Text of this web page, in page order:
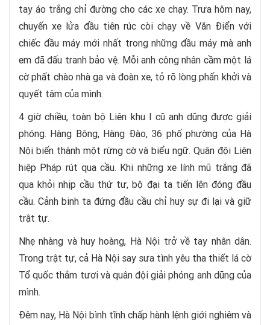
tay áo trắng chỉ đường cho các xe chạy. Trưa hôm nay,
chuyến xe lửa đầu tiên rúc còi chạy về Văn Điển với
chiếc đầu máy mới nhất trong những đầu máy mà anh
em đã đấu tranh bảo vệ. Mỗi anh công nhân cầm một lá
cờ phất chào nhà ga và đoàn xe, tỏ rõ lòng phấn khởi và
quyết tâm của mình.
4 giờ chiều, toàn bộ Liên khu I cũ anh dũng được giải
phóng. Hàng Bông, Hàng Đào, 36 phố phường của Hà
Nội biến thành một rừng cờ và biểu ngữ. Quân đội Liên
hiệp Pháp rút qua cầu. Khi những xe lính mũ trắng đã
qua khỏi nhịp cầu thứ tư, bộ đại ta tiến lên đóng đầu
cầu. Cảnh binh ta đứng đầu cầu chỉ huy sự đi lại và giữ
trật tự.
Nhẹ nhàng và huy hoàng, Hà Nội trở về tay nhân dân.
Trong trật tự, cả Hà Nội say sưa tình yêu tha thiết lá cờ
Tổ quốc thắm tươi và quân đội giải phóng anh dũng của
mình.
Đêm nay, Hà Nội bình tĩnh chấp hành lệnh giới nghiêm và